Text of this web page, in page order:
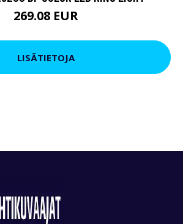
269.08 EUR
LISÄTIETOJA